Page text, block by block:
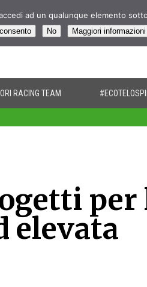
RACING TEAM
per
elevata
ad un qualunque elemento
No Maggiori informazioni